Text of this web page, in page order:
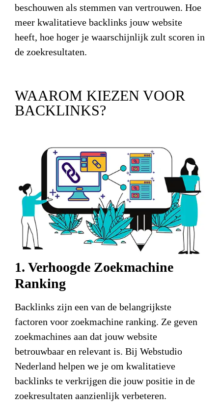
beschouwen als stemmen van vertrouwen. Hoe
meer kwalitatieve backlinks jouw website
heeft, hoe hoger je waarschijnlijk zult scoren in
de zoekresultaten.
WAAROM KIEZEN VOOR
BACKLINKS?
1. Verhoogde Zoekmachine
Ranking
Backlinks zijn een van de belangrijkste
factoren voor zoekmachine ranking. Ze geven
zoekmachines aan dat jouw website
betrouwbaar en relevant is. Bij Webstudio
Nederland helpen we je om kwalitatieve
backlinks te verkrijgen die jouw positie in de
zoekresultaten aanzienlijk verbeteren.